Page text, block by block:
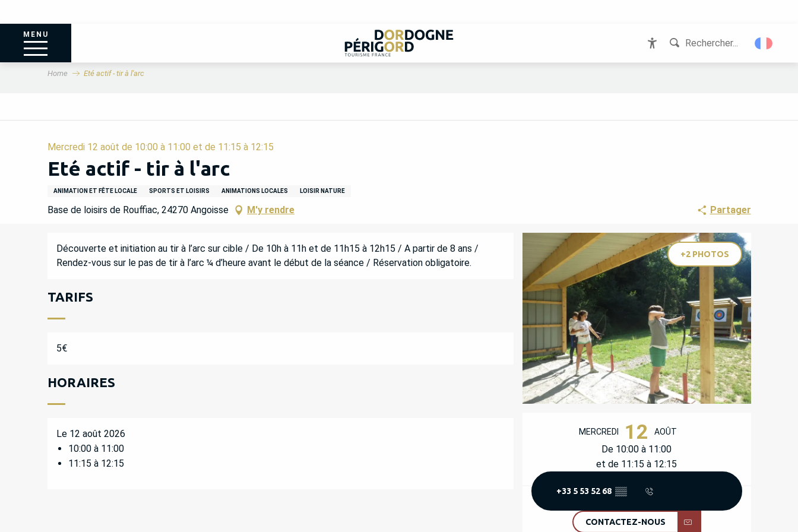
MENU
Rechercher...
Home Eté actif - tir à l'arc
Mercredi 12 août de 10:00 à 11:00 et de 11:15 à 12:15
Eté actif - tir à l'arc
ANIMATION ET FÊTE LOCALE SPORTS ET LOISIRS ANIMATIONS LOCALES LOISIR NATURE
Base de loisirs de Rouffiac, 24270 Angoisse M'y rendre Partager
+2 PHOTOS
OUVERTURE ET
MERCREDI 12 AOÛT
De 10:00 à 11:00
et de 11:15 à 12:15
+33 5 53 52 68 ▒▒
CONTACTEZ-NOUS
DESCRIPTION
Découverte et initiation au tir à l’arc sur cible / De 10h à 11h et de 11h15 à 12h15 / A partir de 8 ans /
Rendez-vous sur le pas de tir à l’arc ¼ d’heure avant le début de la séance / Réservation obligatoire.
TARIFS
5€
HORAIRES
Le 12 août 2026
10:00 à 11:00
11:15 à 12:15